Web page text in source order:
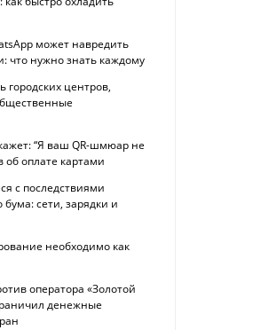
может навредить
что нужно знать каждому
центров,
“Я ваш QR-шмюар не
оплате картами
с последствиями
сети, зарядки и
необходимо как
оператора «Золотой
денежные